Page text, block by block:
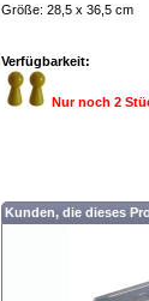
Größe: 28,5 x 36,5 cm
Verfügbarkeit:
Nur noch 2
Kunden, die dieses